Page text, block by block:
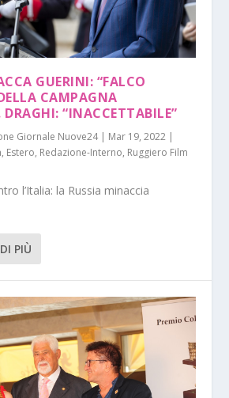
GUERINI: “FALCO
CAMPAGNA
“INACCETTABILE”
Giornale Nuove24| Mar 19, 2022 |
, Estero, Redazione-Interno, Ruggiero Film
l’Italia: la Russia minaccia
PIÙ